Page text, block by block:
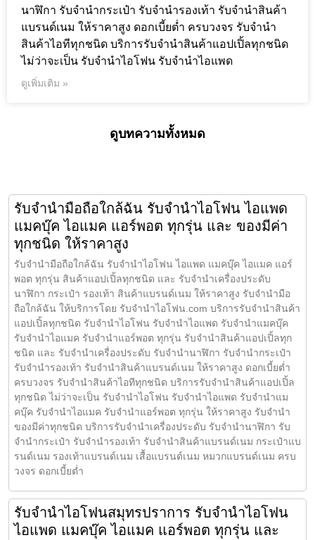
นาฬิกา รับจำนำกระเป๋า รับจำนำรองเท้า รับจำนำสินค้า
แบรนด์เนม ให้ราคาสูง ดอกเบี้ยต่ำ ครบวงจร รับจำนำ
สินค้าไอทีทุกชนิด บริการรับจำนำสินค้าแอปเปิ้ลทุกชนิด
ไม่ว่าจะเป็น รับจำนำไอโฟน รับจำนำไอแพด
ดูเพิ่มเติม »
ดูบทความทั้งหมด
รับจำนำมือถือใกล้ฉัน รับจำนำไอโฟน ไอแพด
แมคบุ๊ค ไอแมค แอร์พอต ทุกรุ่น และ ของมีค่า
ทุกชนิด ให้ราคาสูง
รับจำนำมือถือใกล้ฉัน รับจำนำไอโฟน ไอแพด แมคบุ๊ค ไอแมค แอร์
พอต ทุกรุ่น สินค้าแอปเปิ้ลทุกชนิด และ รับจำนำเครื่องประดับ
นาฬิกา กระเป๋า รองเท้า สินค้าแบรนด์เนม ให้ราคาสูง รับจำนำมือ
ถือใกล้ฉัน ให้บริการโดย รับจํานําไอโฟน.com บริการรับจำนำสินค้า
แอปเปิ้ลทุกชนิด รับจำนำไอโฟน รับจำนำไอแพด รับจำนำแมคบุ๊ค
รับจำนำไอแมค รับจำนำแอร์พอต ทุกรุ่น รับจำนำสินค้าแอปเปิ้ลทุก
ชนิด และ รับจำนำเครื่องประดับ รับจำนำนาฬิกา รับจำนำกระเป๋า
รับจำนำรองเท้า รับจำนำสินค้าแบรนด์เนม ให้ราคาสูง ดอกเบี้ยต่ำ
ครบวงจร รับจำนำสินค้าไอทีทุกชนิด บริการรับจำนำสินค้าแอปเปิ้ล
ทุกชนิด ไม่ว่าจะเป็น รับจำนำไอโฟน รับจำนำไอแพด รับจำนำแม
คบุ๊ค รับจำนำไอแมค รับจำนำแอร์พอต ทุกรุ่น ให้ราคาสูง รับจำนำ
ของมีค่าทุกชนิด บริการรับจำนำเครื่องประดับ รับจำนำนาฬิกา รับ
จำนำกระเป๋า รับจำนำรองเท้า รับจำนำสินค้าแบรนด์เนม กระเป๋าแบ
รนด์เนม รองเท้าแบรนด์เนม เสื้อแบรนด์เนม หมวกแบรนด์เนม ครบ
วงจร ดอกเบี้ยต่ำ
รับจำนำไอโฟนสมุทรปราการ รับจำนำไอโฟน
ไอแพด แมคบุ๊ค ไอแมค แอร์พอต ทุกรุ่น และ